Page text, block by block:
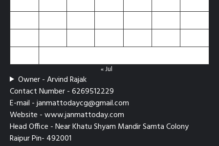
« Jul
Owner - Arvind Rajak
Contact Number - 6269512229
E-mail - janmattodaycg@gmail.com
Website - www.janmattoday.com
Head Office - Near Khatu Shyam Mandir Samta Colony
Raipur Pin- 492001